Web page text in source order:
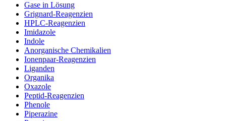
Gase in Lösung
Grignard-Reagenzien
HPLC-Reagenzien
Imidazole
Indole
Anorganische Chemikalien
Ionenpaar-Reagenzien
Liganden
Organika
Oxazole
Peptid-Reagenzien
Phenole
Piperazine